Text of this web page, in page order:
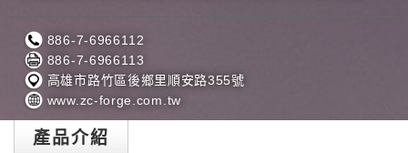
886-7-6966112
886-7-6966113
高雄市路竹區後鄉里順安路355號
www.zc-forge.com.tw
產品介紹